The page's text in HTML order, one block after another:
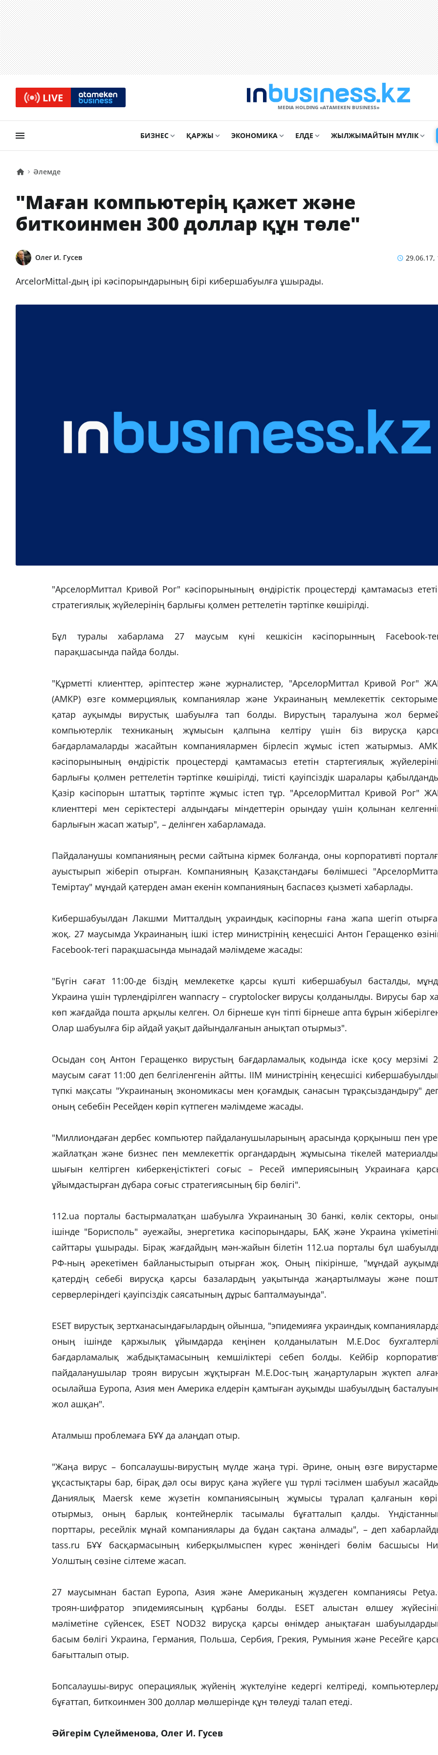
LIVE
MEDIA HOLDING «ATAMEKЕN BUSINESS»
БИЗНЕС ҚАРЖЫ ЭКОНОМИКА ЕЛДЕ ЖЫЛЖЫМАЙТЫН МҮЛІК
Әлемде
"Маған компьютерің қажет және
биткоинмен 300 доллар құн төле"
Олег И. Гусев 29.06.17,
ArcelorMittal-дың ірі кәсіпорындарының бірі кибершабуылға ұшырады.
"АрселорМиттал Кривой Рог" кәсіпорынының өндірістік процестерді қамтамасыз
стратегиялық жүйелерінің барлығы қолмен реттелетін тәртіпке көшірілді.
Бұл туралы хабарлама 27 маусым күні кешкісін кәсіпорынның Facebook-
парақшасында пайда болды.
"Құрметті клиенттер, әріптестер және журналистер, "АрселорМиттал Кривой Рог"
(АМКР) өзге коммерциялық компаниялар және Украинаның мемлекеттік
қатар ауқымды вирустық шабуылға тап болды. Вирустың таралуына жол
компьютерлік техниканың жұмысын қалпына келтіру үшін біз вирусқа
бағдарламаларды жасайтын компаниялармен бірлесіп жұмыс істеп жатырмыз.
кәсіпорынының өндірістік процестерді қамтамасыз ететін стартегиялық
барлығы қолмен реттелетін тәртіпке көшірілді, тиісті қауіпсіздік шаралары
Қазір кәсіпорын штаттық тәртіпте жұмыс істеп тұр. "АрселорМиттал Кривой Рог"
клиенттері мен серіктестері алдындағы міндеттерін орындау үшін қолынан
барлығын жасап жатыр", – делінген хабарламада.
Пайдаланушы компанияның ресми сайтына кірмек болғанда, оны корпоративті
ауыстырып жіберіп отырған. Компанияның Қазақстандағы бөлімшесі
Теміртау" мұндай қатерден аман екенін компанияның баспасөз қызметі хабарлады.
Кибершабуылдан Лакшми Митталдың украиндық кәсіпорны ғана жапа шегіп
жоқ. 27 маусымда Украинаның ішкі істер министрінің кеңесшісі Антон Геращенко
Facebook-тегі парақшасында мынадай мәлімдеме жасады:
"Бүгін сағат 11:00-де біздің мемлекетке қарсы күшті кибершабуыл басталды,
Украина үшін түрлендірілген wannacry – cryptolocker вирусы қолданылды. Вирусы бар
көп жағдайда пошта арқылы келген. Ол бірнеше күн тіпті бірнеше апта бұрын
Олар шабуылға бір айдай уақыт дайындалғанын анықтап отырмыз".
Осыдан соң Антон Геращенко вирустың бағдарламалық кодында іске қосу мерзімі
маусым сағат 11:00 деп белгіленгенін айтты. ІІМ министрінің кеңесшісі
түпкі мақсаты "Украинаның экономикасы мен қоғамдық санасын тұрақсыздандыру"
оның себебін Ресейден көріп күтпеген мәлімдеме жасады.
"Миллиондаған дербес компьютер пайдаланушыларының арасында қорқыныш пен
жайлатқан және бизнес пен мемлекеттік органдардың жұмысына тікелей
шығын келтірген киберкеңістіктегі соғыс – Ресей империясының Украинаға
ұйымдастырған дүбара соғыс стратегиясының бір бөлігі".
112.ua порталы бастырмалатқан шабуылға Украинаның 30 банкі, көлік секторы,
ішінде "Борисполь" әуежайы, энергетика кәсіпорындары, БАҚ және Украина
сайттары ұшырады. Бірақ жағдайдың мән-жайын білетін 112.ua порталы бұл
РФ-ның әрекетімен байланыстырып отырған жоқ. Оның пікірінше, "мұндай
қатердің себебі вирусқа қарсы базалардың уақытында жаңартылмауы және
серверлеріндегі қауіпсіздік саясатының дұрыс бапталмауында".
ESET вирустық зертханасындағылардың ойынша, "эпидемияға украиндық
оның ішінде қаржылық ұйымдарда кеңінен қолданылатын M.E.Doc
бағдарламалық жабдықтамасының кемшіліктері себеп болды. Кейбір
пайдаланушылар троян вирусын жұқтырған M.E.Doc-тың жаңартуларын жүктеп
осылайша Еуропа, Азия мен Америка елдерін қамтыған ауқымды шабуылдың
жол ашқан".
Аталмыш проблемаға БҰҰ да алаңдап отыр.
"Жаңа вирус – бопсалаушы-вирустың мүлде жаңа түрі. Әрине, оның өзге
ұқсастықтары бар, бірақ дәл осы вирус қана жүйеге үш түрлі тәсілмен шабуыл
Даниялық Maersk кеме жүзетін компаниясының жұмысы тұралап қалғанын
отырмыз, оның барлық контейнерлік тасымалы бұғатталып қалды.
порттары, ресейлік мұнай компаниялары да бұдан сақтана алмады", – деп
tass.ru БҰҰ басқармасының киберқылмыспен күрес жөніндегі бөлім басшысы
Уолштың сөзіне сілтеме жасап.
27 маусымнан бастап Еуропа, Азия және Американың жүздеген компаниясы
троян-шифратор эпидемиясының құрбаны болды. ESET алыстан өлшеу
мәліметіне сүйенсек, ESET NOD32 вирусқа қарсы өнімдер анықтаған
басым бөлігі Украина, Германия, Польша, Сербия, Грекия, Румыния және Ресейге
бағытталып отыр.
Бопсалаушы-вирус операциялық жүйенің жүктелуіне кедергі келтіреді,
бұғаттап, биткоинмен 300 доллар мөлшерінде құн төлеуді талап етеді.
Әйгерім Сүлейменова, Олег И. Гусев